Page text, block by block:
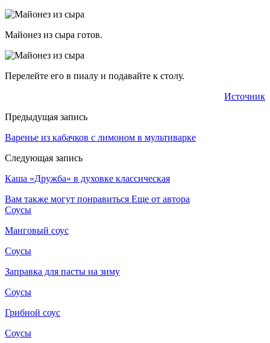
Майонез из сыра готов.
Перелейте его в пиалу и подавайте к столу.
Источник
Предыдущая запись
Варенье из кабачков с лимоном в мультиварке
Следующая запись
Каша «Дружба» в духовке классическая
Вам также могут понравиться Еще от автора
Соусы
Манговый соус
Соусы
Заправка для пасты на зиму
Соусы
Грибной соус
Соусы